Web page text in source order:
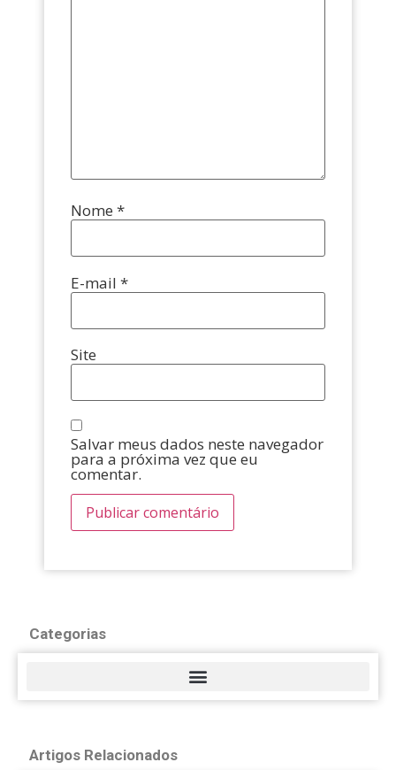
Nome *
E-mail *
Site
Salvar meus dados neste navegador
para a próxima vez que eu
comentar.
Categorias
Artigos Relacionados